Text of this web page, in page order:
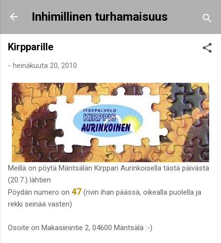
Siirry pääsisältöön
Inhimillinen turhamaisuus
Kirpparille
- heinäkuuta 20, 2010
Meillä on pöytä Mäntsälän Kirppari Aurinkoisella tästä päivästä
(20.7.) lähtien
Pöydän numero on 47 (rivin ihan päässä, oikealla puolella ja
rekki seinää vasten)
Osoite on Makasiinintie 2, 04600 Mäntsälä :-)